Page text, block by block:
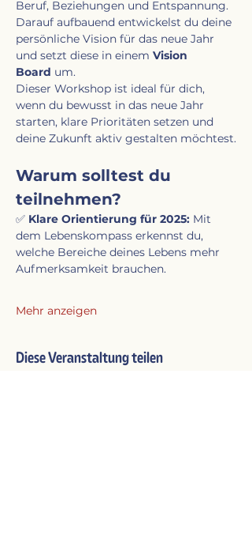
Beruf, Beziehungen und Entspannung.
Darauf aufbauend entwickelst du deine
persönliche Vision für das neue Jahr
und setzt diese in einem Vision
Board um.
Dieser Workshop ist ideal für dich,
wenn du bewusst in das neue Jahr
starten, klare Prioritäten setzen und
deine Zukunft aktiv gestalten möchtest.
Warum solltest du
teilnehmen?
✅ Klare Orientierung für 2025: Mit
dem Lebenskompass erkennst du,
welche Bereiche deines Lebens mehr
Aufmerksamkeit brauchen.
Mehr anzeigen
Diese Veranstaltung teilen